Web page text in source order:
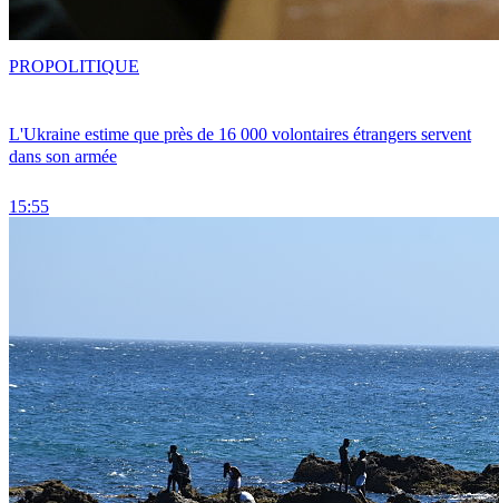
L'Ukraine estime que près de 16 000 volontaires étrangers servent
dans son armée
15:55
PROPOLITIQUE